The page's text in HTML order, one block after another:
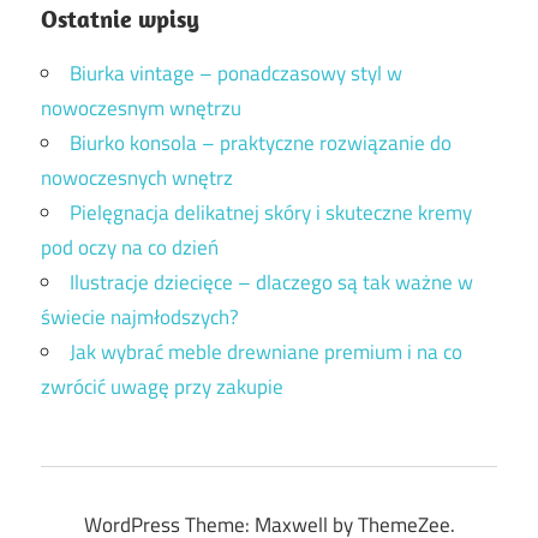
Ostatnie wpisy
Biurka vintage – ponadczasowy styl w
nowoczesnym wnętrzu
Biurko konsola – praktyczne rozwiązanie do
nowoczesnych wnętrz
Pielęgnacja delikatnej skóry i skuteczne kremy
pod oczy na co dzień
Ilustracje dziecięce – dlaczego są tak ważne w
świecie najmłodszych?
Jak wybrać meble drewniane premium i na co
zwrócić uwagę przy zakupie
WordPress Theme: Maxwell by ThemeZee.